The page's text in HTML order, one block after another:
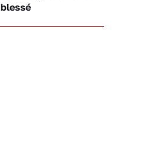
blessé